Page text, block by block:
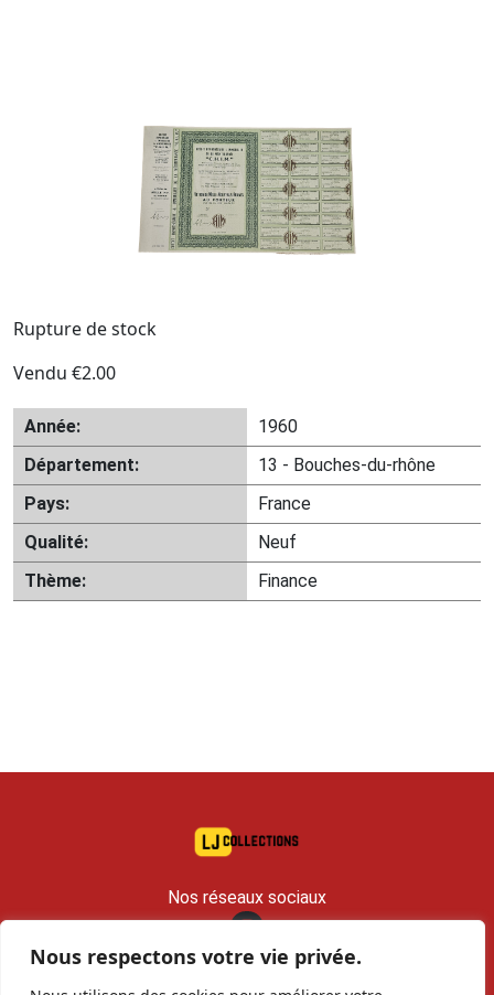
Nous respectons votre vie privée.
Rupture de stock
Vendu €2.00
Année:
1960
Département:
13 - Bouches-du-rhône
Pays:
France
Qualité:
Neuf
Thème:
Finance
Nos réseaux sociaux
contact@lj-collections.com